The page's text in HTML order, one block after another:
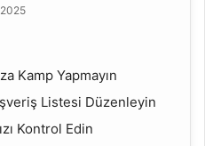
Kamp Yapmayın
Listesi Düzenleyin
Kontrol Edin